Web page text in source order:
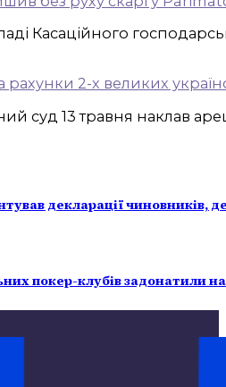
Касаційного
рахунки 2-х великих
суд 13 травня наклав
декларації чиновників,
покер-клубів задонатили